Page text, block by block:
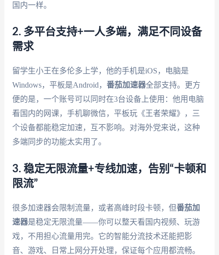
国内一样。
2. 多平台支持+一人多端，满足不同设备
需求
留学生小王在多伦多上学，他的手机是iOS，电脑是
Windows，平板是Android， 番茄加速器全部支持。更方
便的是，一个账号可以同时在3台设备上使用：他用电脑
看国内的网课，手机聊微信，平板玩《王者荣耀》，三
个设备都能稳定加速，互不影响。对海外党来说，这种
多端同步的功能太实用了。
3. 稳定无限流量+专线加速，告别“卡顿和
限流”
很多加速器会限制流量，或者高峰时段卡顿，但番茄加
速器是稳定无限流量——你可以整天看国内视频、玩游
戏，不用担心流量用完。它的智能分流技术还能把影
音、游戏、日常上网分开处理，保证每个应用都流畅。